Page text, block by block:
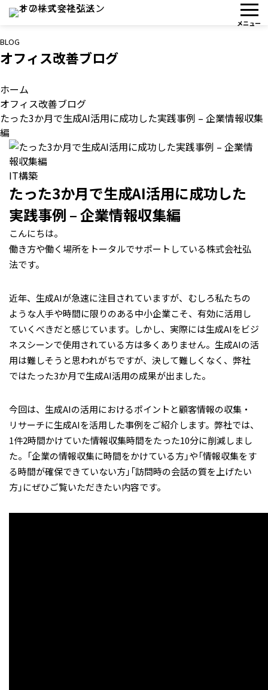
BLOG
オフィス改善ブログ
ホーム
オフィス改善ブログ
たった3か月で生成AI活用に成功した実践事例 – 企業情報収集
編
IT構築
たった3か月で生成AI活用に成功した
実践事例 – 企業情報収集編
こんにちは。
働き方や働く場所をトータルでサポートしている株式会社弘
法です。
近年、生成AIが急速に注目されていますが、むしろ私たちの
ような人手や時間に限りのある中小企業こそ、有効に活用し
ていくべきだと感じています。しかし、実際には生成AIをビジ
ネスシーンで使用されている方は多くありません。生成AIの活
用は難しそうと思われがちですが、決して難しくなく、弊社
ではたった3か月で生成AI活用の成果が出ました。
今回は、生成AIの活用におけるポイントと顧客情報の収集・
リサーチに生成AIを活用した事例をご紹介します。弊社では、
1件2時間かけていた情報収集時間をたった10分に削減しまし
た。「企業の情報収集に時間をかけている方」や「情報収集をす
る時間が確保できていない方」「訪問時の会話の質を上げたい
方」にぜひご覧いただきたい内容です。